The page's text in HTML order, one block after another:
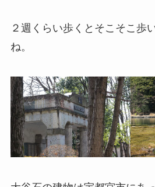
２週くらい歩くとそこそこ歩
ね。